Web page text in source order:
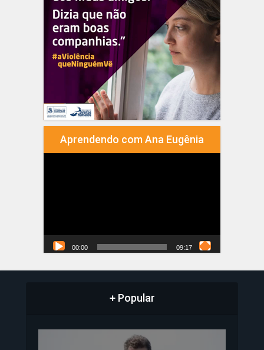
Aprendendo com Ana Eugênia
00:00 09:17
+ Popular